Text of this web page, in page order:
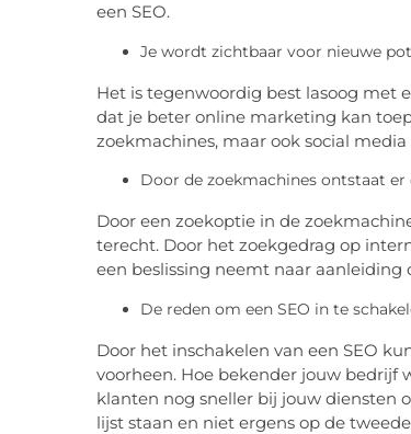
een SEO.
Je wordt zichtbaar voor nieuwe
Het is tegenwoordig best lasoog met
dat je beter online marketing kan
zoekmachines, maar ook social
Door de zoekmachines ontstaat
Door een zoekoptie in de
terecht. Door het zoekgedrag op
een beslissing neemt naar aanleiding
De reden om een SEO in te
Door het inschakelen van een SEO
voorheen. Hoe bekender jouw bedrijf
klanten nog sneller bij jouw diensten
lijst staan en niet ergens op de